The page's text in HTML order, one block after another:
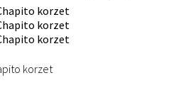
korzet